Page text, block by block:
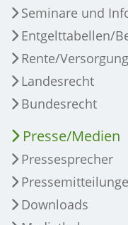
Seminare und
Entgelttabellen/
Rente/
Landesrecht
Bundesrecht
Presse/Medien
Pressesprecher
Downloads